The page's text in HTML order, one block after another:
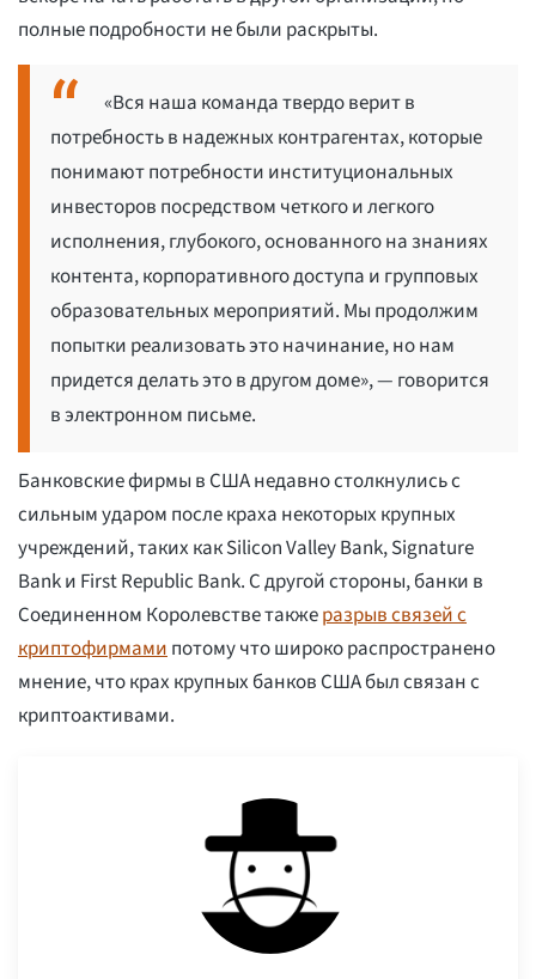
полные подробности не были раскрыты.
«Вся наша команда твердо верит в
потребность в надежных контрагентах, которые
понимают потребности институциональных
инвесторов посредством четкого и легкого
исполнения, глубокого, основанного на знаниях
контента, корпоративного доступа и групповых
образовательных мероприятий. Мы продолжим
попытки реализовать это начинание, но нам
придется делать это в другом доме», — говорится
в электронном письме.
Банковские фирмы в США недавно столкнулись с
сильным ударом после краха некоторых крупных
учреждений, таких как Silicon Valley Bank, Signature
Bank и First Republic Bank. С другой стороны, банки в
Соединенном Королевстве такжеразрыв связей с
криптофирмамипотому что широко распространено
мнение, что крах крупных банков США был связан с
криптоактивами.